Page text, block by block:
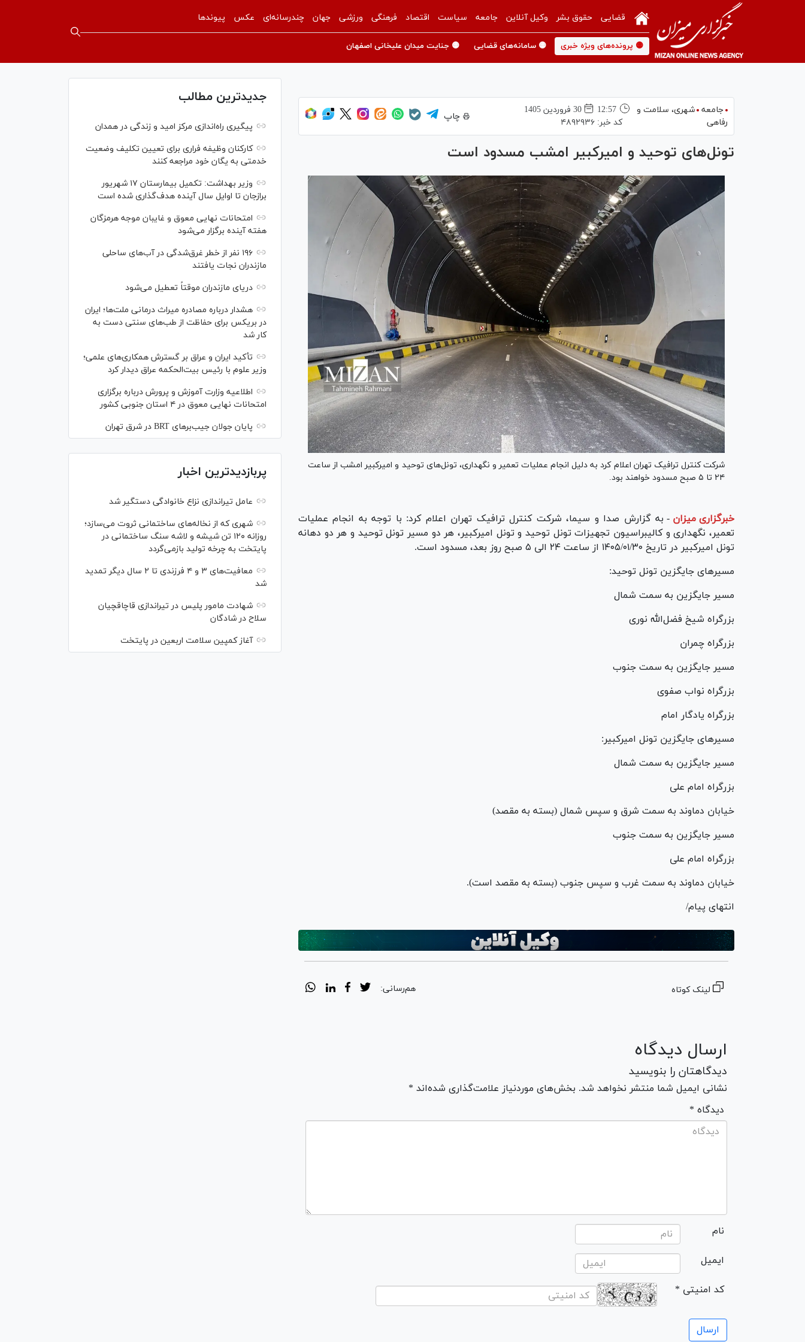
قضایی حقوق بشر وکیل آنلاین جامعه سیاست اقتصاد فرهنگی ورزشی جهان چندرسانه‌ای عکس پیوندها
🟡 پرونده‌های ویژه خبری 🟡 سامانه‌های قضایی 🟡 جنایت میدان علیخانی اصفهان
جامعه شهری،‌ سلامت و
رفاهی
12:57
30 فروردين 1405
کد خبر: ۴۸۹۲۹۳۶
چاپ
تونل‌های توحید و امیرکبیر امشب مسدود است
شرکت کنترل ترافیک تهران اعلام کرد به دلیل انجام عملیات تعمیر و نگهداری، تونل‌های توحید و امیرکبیر امشب از ساعت
۲۴ تا ۵ صبح مسدود خواهند بود.
خبرگزاری میزان - به گزارش صدا و سیما، شرکت کنترل ترافیک تهران اعلام کرد: با توجه به انجام عملیات
تعمیر، نگهداری و کالیبراسیون تجهیزات تونل توحید و تونل امیرکبیر، هر دو مسیر تونل توحید و هر دو دهانه
تونل امیرکبیر در تاریخ ۱۴۰۵/۰۱/۳۰ از ساعت ۲۴ الی ۵ صبح روز بعد، مسدود است.
مسیر‌های جایگزین تونل توحید:
مسیر جایگزین به سمت شمال
بزرگراه شیخ فضل‌الله نوری
بزرگراه چمران
مسیر جایگزین به سمت جنوب
بزرگراه نواب صفوی
بزرگراه یادگار امام
مسیر‌های جایگزین تونل امیرکبیر:
مسیر جایگزین به سمت شمال
بزرگراه امام علی
خیابان دماوند به سمت شرق و سپس شمال (بسته به مقصد)
مسیر جایگزین به سمت جنوب
بزرگراه امام علی
خیابان دماوند به سمت غرب و سپس جنوب (بسته به مقصد است).
انتهای پیام/
لینک کوتاه هم‌رسانی:
ارسال دیدگاه
دیدگاهتان را بنویسید
نشانی ایمیل شما منتشر نخواهد شد. بخش‌های موردنیاز علامت‌گذاری شده‌اند *
* دیدگاه
نام
ایمیل
* کد امنیتی
جدیدترین مطالب
پیگیری راه‌اندازی مرکز امید و زندگی در همدان
کارکنان وظیفه فراری برای تعیین تکلیف وضعیت
خدمتی به یگان خود مراجعه کنند
وزیر بهداشت: تکمیل بیمارستان ۱۷ شهریور
برازجان تا اوایل سال آینده هدف‌گذاری شده است
امتحانات نهایی معوق و غایبان موجه هرمزگان
هفته آینده برگزار می‌شود
۱۹۶ نفر از خطر غرق‌شدگی در آب‌های ساحلی
مازندران نجات یافتند
دریای مازندران موقتاً تعطیل می‌شود
هشدار درباره مصادره میراث درمانی ملت‌ها؛ ایران
در بریکس برای حفاظت از طب‌های سنتی دست به
کار شد
تأکید ایران و عراق بر گسترش همکاری‌های علمی؛
وزیر علوم با رئیس بیت‌الحکمه عراق دیدار کرد
اطلاعیه وزارت آموزش و پرورش درباره برگزاری
امتحانات نهایی معوق در ۴ استان جنوبی کشور
پایان جولان جیب‌بر‌های BRT در شرق تهران
پربازدیدترین اخبار
عامل تیراندازی نزاع خانوادگی دستگیر شد
شهری که از نخاله‌های ساختمانی ثروت می‌سازد؛
روزانه ۱۲۰ تن شیشه و لاشه سنگ ساختمانی در
پایتخت به چرخه تولید بازمی‌گردد
معافیت‌های ۳ و ۴ فرزندی تا ۲ سال دیگر تمدید
شد
شهادت مامور پلیس در تیراندازی قاچاقچیان
سلاح در شادگان
آغاز کمپین سلامت اربعین در پایتخت